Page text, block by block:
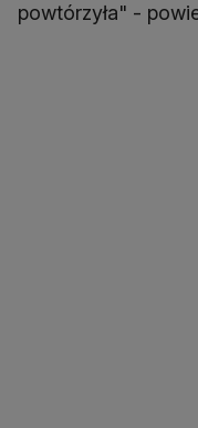
powtórzyła" -